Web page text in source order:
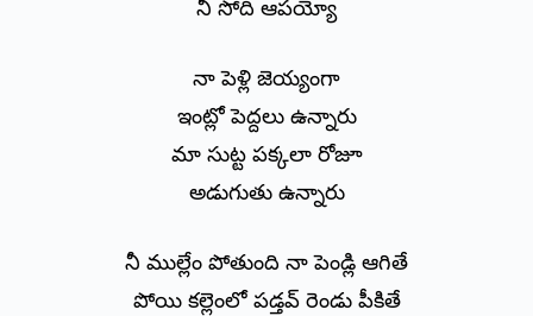
నీ సోది ఆపయ్యో
నా పెళ్లి జెయ్యంగా
ఇంట్లో పెద్దలు ఉన్నారు
మా సుట్ట పక్కలా రోజూ
అడుగుతు ఉన్నారు
నీ ముల్లేం పోతుంది నా పెండ్లి ఆగితే
పోయి కల్లెంలో పడ్తవ్ రెండు పీకితే